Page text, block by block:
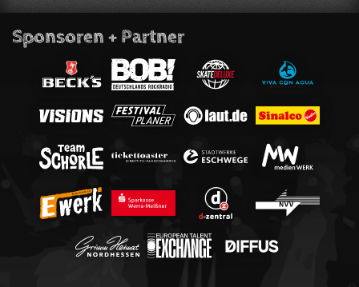
Sponsoren + Partner